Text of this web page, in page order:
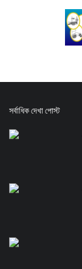
সর্বাধিক দেখা পোস্ট